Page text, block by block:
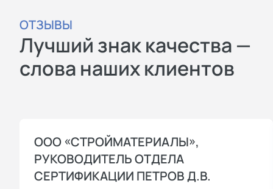
ОТЗЫВЫ
Лучший знак качества —
слова наших клиентов
ООО «СТРОЙМАТЕРИАЛЫ»,
РУКОВОДИТЕЛЬ ОТДЕЛА
СЕРТИФИКАЦИИ ПЕТРОВ Д.В.